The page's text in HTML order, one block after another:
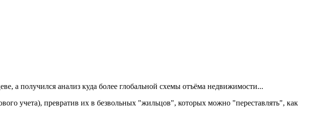
а получился анализ куда более глобальной схемы отъёма недвижимости...
учета), превратив их в безвольных "жильцов", которых можно "переставлять", как